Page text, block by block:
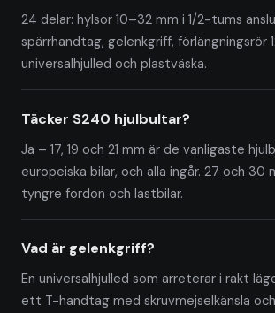
24 delar: hylsor 10–32 mm i 1/2-tums
spärrhandtag, gelenkgriff, förlängningsrör
universalhjulled och plastväska.
Täcker S240 hjulbultar?
Ja – 17, 19 och 21 mm är de vanligaste
europeiska bilar, och alla ingår. 27 och 30
tyngre fordon och lastbilar.
Vad är gelenkgriff?
En universalhjulled som arreterar i rakt
ett T-handtag med skruvmejselkänsla